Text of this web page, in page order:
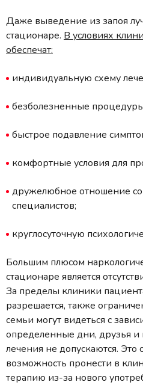
Даже выведение из запоя
стационаре. В условиях
обеспечат:
индивидуальную схему
безболезненные
быстрое подавление
комфортные условия для
дружелюбное отношение
специалистов;
круглосуточную
Большим плюсом
стационаре является
За пределы клиники
разрешается, также
семьи могут видеться с
определенные дни, друзья и
лечения не допускаются. Это
возможность пронести в
терапию из-за нового